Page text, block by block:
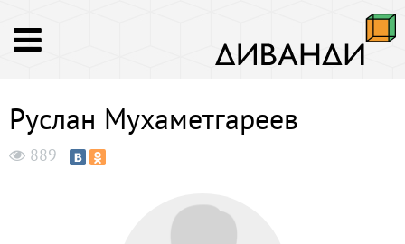
Руслан Мухаметгареев
889